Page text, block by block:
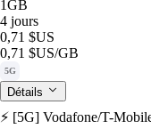
1GB
4 jours
0,71 $US
0,71 $US/GB
5G
Détails
⚡️ [5G] Vodafone/T-